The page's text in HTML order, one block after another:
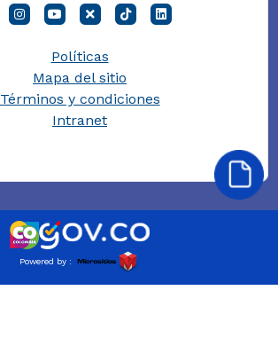
Políticas
Mapa del sitio
Términos y condiciones
Intranet
Powered by :